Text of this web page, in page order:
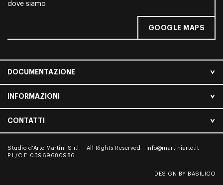
dove siamo
GOOGLE MAPS
DOCUMENTAZIONE
INFORMAZIONI
CONTATTI
Studio d’Arte Martini S.r.l. - All Rights Reserved - info@martiniarte.it -
P.I./C.F. 03969680986
DESIGN BY BASILICO